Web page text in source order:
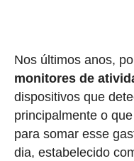
Nos últimos anos,
monitores de
dispositivos que
principalmente o
para somar esse
dia, estabelecido